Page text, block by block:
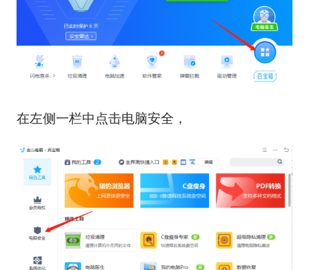
在左侧一栏中点击电脑安全，